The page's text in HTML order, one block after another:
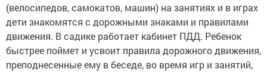
(велосипедов, самокатов, машин) на занятиях и в играх
дети знакомятся с дорожными знаками и правилами
движения. В садике работает кабинет ПДД. Ребенок
быстрее поймет и усвоит правила дорожного движения,
преподнесенные ему в беседе, во время игр и занятий,